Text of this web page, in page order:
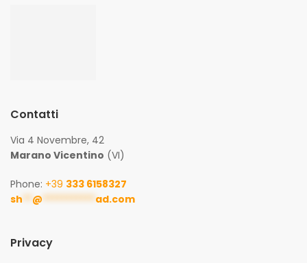
Contatti
Via 4 Novembre, 42
Marano Vicentino (VI)
Phone: +39 333 6158327
sh ** @ *********** ad.com
Privacy